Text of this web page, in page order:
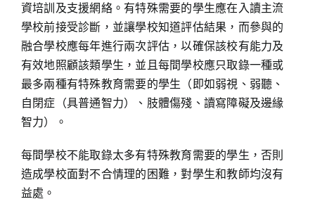
資培訓及支援網絡。有特殊需要的學生應在入讀主流
學校前接受診斷，並讓學校知道評估結果，而參與的
融合學校應每年進行兩次評估，以確保該校有能力及
有效地照顧該類學生，並且每間學校應只取錄一種或
最多兩種有特殊教育需要的學生（即如弱視、弱聽、
自閉症（具普通智力）、肢體傷殘、讀寫障礙及邊緣
智力）。
每間學校不能取錄太多有特殊教育需要的學生，否則
造成學校面對不合情理的困難，對學生和教師均沒有
益處。